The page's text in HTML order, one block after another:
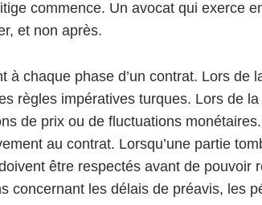
commence. Un avocat qui exerce
et non après.
à chaque phase d’un contrat. Lors de
règles impératives turques. Lors de la
de prix ou de fluctuations monétaires.
au contrat. Lorsqu’une partie
être respectés avant de pouvoir
concernant les délais de préavis, les